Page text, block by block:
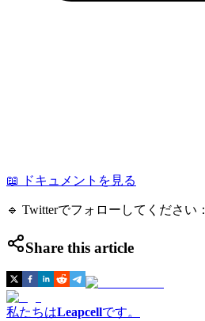
📖 ドキュメントを見る
🔹 Twitterでフォローしてください：
Share this article
私たちはLeapcellです。